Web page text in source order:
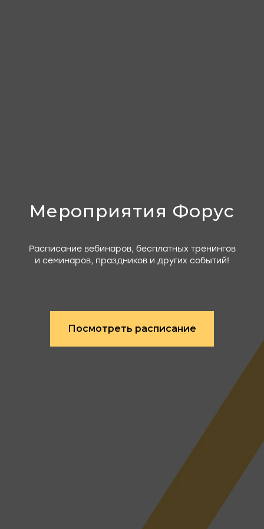
Мероприятия Форус
Расписание вебинаров, бесплатных тренингов
и семинаров, праздников и других событий!
Посмотреть расписание